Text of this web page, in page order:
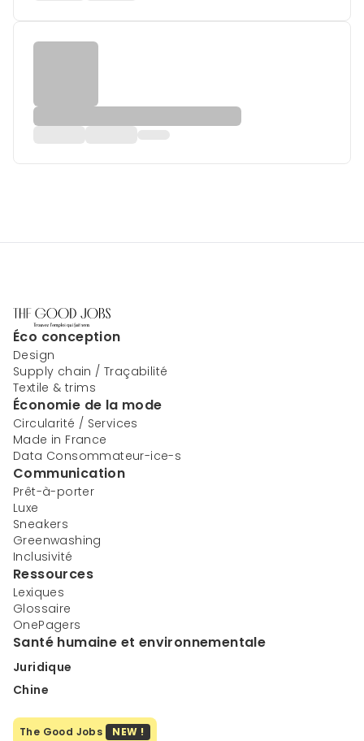
Éco conception
Design
Supply chain / Traçabilité
Textile & trims
Économie de la mode
Circularité / Services
Made in France
Data Consommateur-ice-s
Communication
Prêt-à-porter
Luxe
Sneakers
Greenwashing
Inclusivité
Ressources
Lexiques
Glossaire
OnePagers
Santé humaine et environnementale
Juridique
Chine
The Good Jobs NEW !